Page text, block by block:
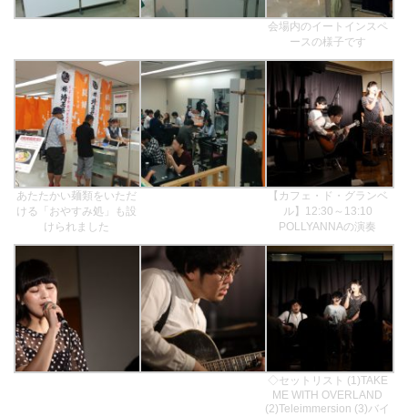
会場内のイートインスペ
ースの様子です
あたたかい麺類をいただ
ける「おやすみ処」も設
けられました
【カフェ・ド・グランベ
ル】12:30～13:10
POLLYANNAの演奏
◇セットリスト (1)TAKE
ME WITH OVERLAND
(2)Teleimmersion (3)バイ